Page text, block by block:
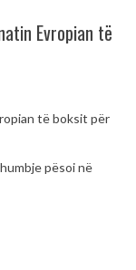
Evropian të
të boksit për
pësoi në